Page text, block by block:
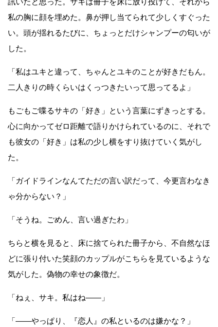
訊いたと思った。サキは冊子を床に放り投げて、それから
私の胸に顔を埋めた。鼻が押し当てられて少しくすぐった
い。頭が揺れるたびに、ちょっとだけシャンプーの匂いが
した。
「私はユキと違って、ちゃんとユキのことが好きだもん。
二人きりの時くらいはくっつきたいって思ってるよ」
もごもご喋るサキの「好き」という言葉にずきっとする。
心に向かってゼロ距離で語りかけられているのに、それで
も彼女の「好き」は私の少し横をすり抜けていく気がし
た。
「ガイドラインなんてただの言い訳だって、今更言わなき
ゃ分からない？」
「そうね。ごめん、言い過ぎたわ」
ちらと横を見ると、床に捨てられた冊子から、不自然なほ
どに張り付いた笑顔のカップルがこちらを見ているような
気がした。偽物の幸せの象徴だ。
「ねぇ、サキ。私はね―― 」
「 ――やっぱり、『恋人』の私といるのは嫌かな？」